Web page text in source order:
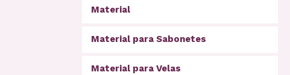
Material
Material para Sabonetes
Material para Velas